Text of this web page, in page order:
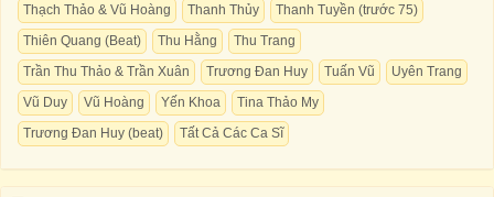
Thạch Thảo & Vũ Hoàng
Thanh Thủy
Thanh Tuyền (trước 75)
Thiên Quang (Beat)
Thu Hằng
Thu Trang
Trần Thu Thảo & Trần Xuân
Trương Đan Huy Tuấn Vũ
Uyên Trang
Vũ Duy
Vũ Hoàng Yến Khoa
Tina Thảo My
Trương Đan Huy (beat)
Tất Cả Các Ca Sĩ